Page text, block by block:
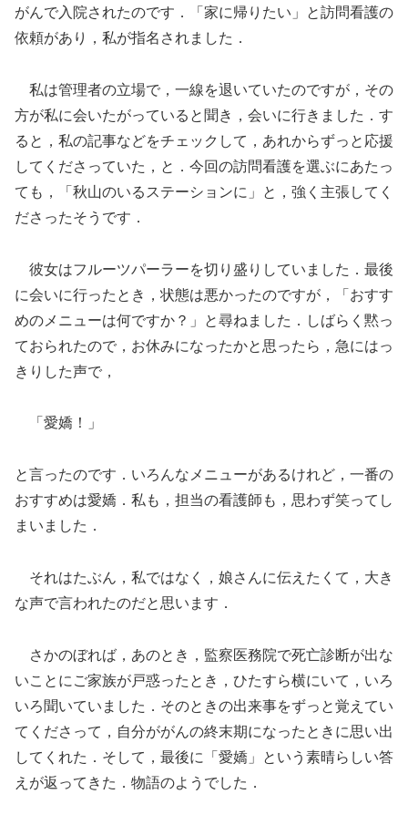
がんで入院されたのです．「家に帰りたい」と訪問看護の
依頼があり，私が指名されました．
私は管理者の立場で，一線を退いていたのですが，その
方が私に会いたがっていると聞き，会いに行きました．す
ると，私の記事などをチェックして，あれからずっと応援
してくださっていた，と．今回の訪問看護を選ぶにあたっ
ても，「秋山のいるステーションに」と，強く主張してく
ださったそうです．
彼女はフルーツパーラーを切り盛りしていました．最後
に会いに行ったとき，状態は悪かったのですが，「おすす
めのメニューは何ですか？」と尋ねました．しばらく黙っ
ておられたので，お休みになったかと思ったら，急にはっ
きりした声で，
「愛嬌！」
と言ったのです．いろんなメニューがあるけれど，一番の
おすすめは愛嬌．私も，担当の看護師も，思わず笑ってし
まいました．
それはたぶん，私ではなく，娘さんに伝えたくて，大き
な声で言われたのだと思います．
さかのぼれば，あのとき，監察医務院で死亡診断が出な
いことにご家族が戸惑ったとき，ひたすら横にいて，いろ
いろ聞いていました．そのときの出来事をずっと覚えてい
てくださって，自分ががんの終末期になったときに思い出
してくれた．そして，最後に「愛嬌」という素晴らしい答
えが返ってきた．物語のようでした．